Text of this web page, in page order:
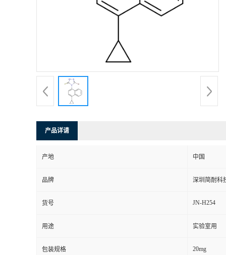
产品详请
产地 中国
品牌 深圳简耐科
货号 JN-H254
用途 实验室用
包装规格 20mg